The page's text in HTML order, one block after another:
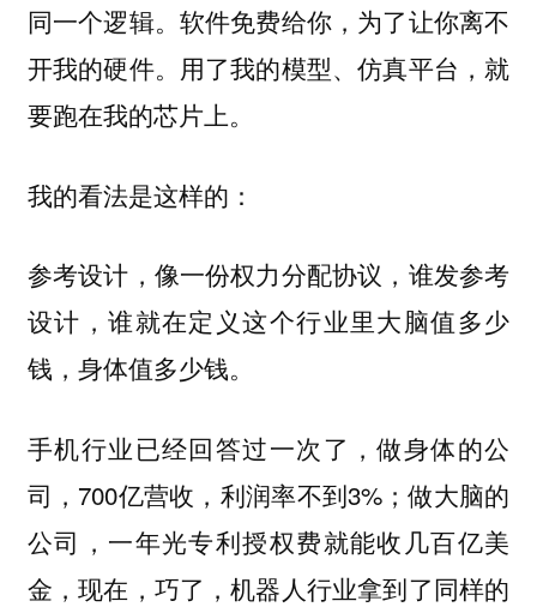
同一个逻辑。软件免费给你，为了让你离不
开我的硬件。用了我的模型、仿真平台，就
要跑在我的芯片上。
我的看法是这样的：
参考设计，像一份权力分配协议，谁发参考
设计，谁就在定义这个行业里大脑值多少
钱，身体值多少钱。
手机行业已经回答过一次了，做身体的公
司，700亿营收，利润率不到3%；做大脑的
公司，一年光专利授权费就能收几百亿美
金，现在，巧了，机器人行业拿到了同样的